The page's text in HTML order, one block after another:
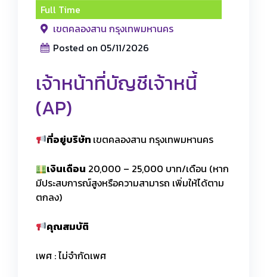
Full Time
เขตคลองสาน กรุงเทพมหานคร
Posted on 05/11/2026
เจ้าหน้าที่บัญชีเจ้าหนี้
(AP)
ที่อยู่บริษัท เขตคลองสาน กรุงเทพมหานคร
เงินเดือน 20,000 – 25,000 บาท/เดือน (หาก
มีประสบการณ์สูงหรือความสามารถ เพิ่มให้ได้ตาม
ตกลง)
คุณสมบัติ
เพศ : ไม่จำกัดเพศ